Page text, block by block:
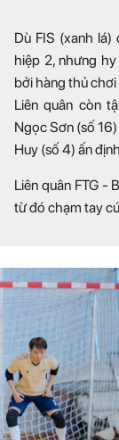
Dù FIS (xanh
hiệp 2, nhưng
bởi hàng thủ
Liên quân còn
Ngọc Sơn (số
Huy (số 4) ấn
Liên quân FTG -
từ đó chạm tay